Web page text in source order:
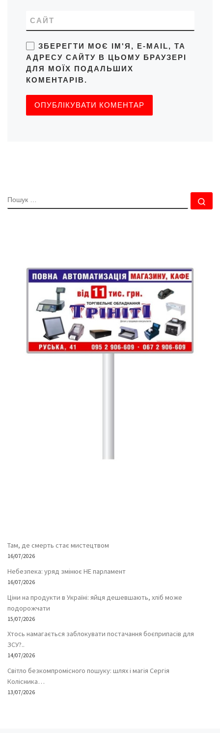
САЙТ
ЗБЕРЕГТИ МОЄ ІМ'Я, E-MAIL, ТА
АДРЕСУ САЙТУ В ЦЬОМУ БРАУЗЕРІ
ДЛЯ МОЇХ ПОДАЛЬШИХ
КОМЕНТАРІВ.
ПОШУК
Там, де смерть стає мистецтвом
16/07/2026
Небезпека: уряд змінює НЕ парламент
16/07/2026
Ціни на продукти в Україні: яйця дешевшають, хліб може
подорожчати
15/07/2026
Хтось намагається заблокувати постачання боєприпасів для
ЗСУ?..
14/07/2026
Світло безкомпромісного пошуку: шлях і магія Сергія
Колісника…
13/07/2026